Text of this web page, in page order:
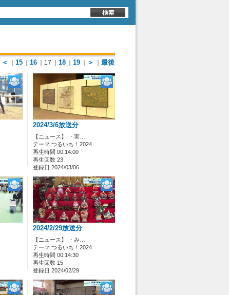
＜ 15 16 ｜17 18 19 ＞ 最後
2024/3/6放送分
【ニュース】 ・実…
テーマ つるいち！2024
再生時間 00:14:00
再生回数 23
登録日 2024/03/06
2024/2/29放送分
【ニュース】 ・み…
テーマ つるいち！2024
再生時間 00:14:30
再生回数 15
登録日 2024/02/29